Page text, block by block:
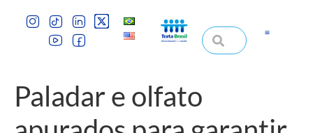
Paladar e olfato